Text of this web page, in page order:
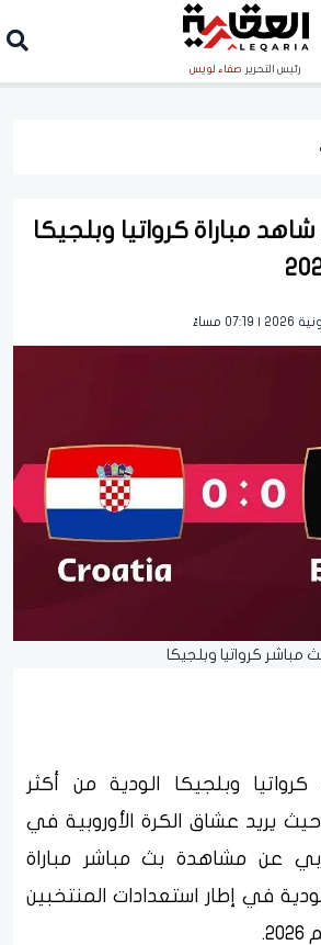
رئيس التحرير صفاء لويس
مباراة كرواتيا وبلجيكا
مباشر كرواتيا وبلجيكا
وبلجيكا الودية من أكثر
حيث يريد عشاق الكرة الأوروبية في
عن مشاهدة بث مباشر مباراة
في إطار استعدادات المنتخبين